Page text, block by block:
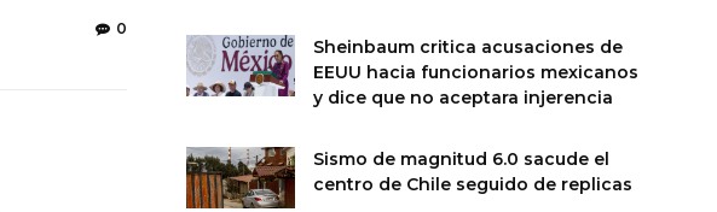
0
Sheinbaum critica acusaciones de
EEUU hacia funcionarios mexicanos
y dice que no aceptara injerencia
Sismo de magnitud 6.0 sacude el
centro de Chile seguido de replicas